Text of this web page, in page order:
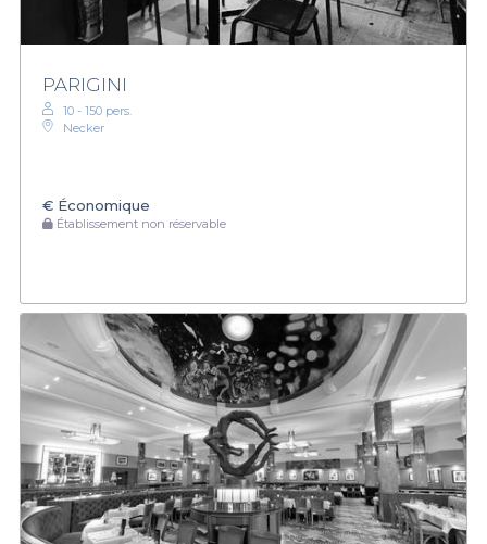
PARIGINI
10 - 150 pers.
Necker
€ Économique
Établissement non réservable